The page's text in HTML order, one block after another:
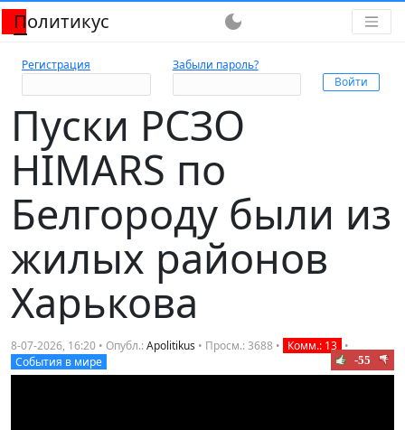
Политикус dark_mode
Регистрация Забыли пароль?
Пуски РСЗО
HIMARS по
Белгороду были из
жилых районов
Харькова
8-07-2026, 16:20 • Опубл.:Apolitikus • Просм.: 3688 • Комм.: 13 •
События в мире
-55